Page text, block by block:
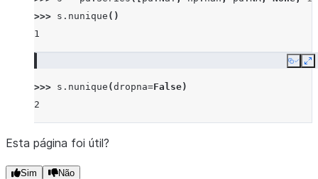
>>> s . nunique ()
1
Copy
>>> s . nunique (dropna=False)
2
Esta página foi útil?
Sim Não